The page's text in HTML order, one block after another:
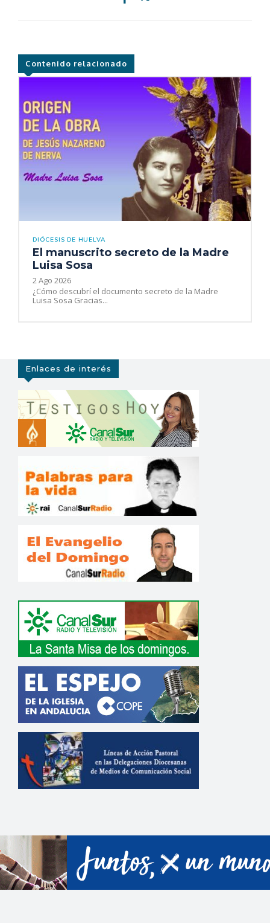
Contenido relacionado
DIÓCESIS DE HUELVA
El manuscrito secreto de la Madre
Luisa Sosa
2 Ago 2026
¿Cómo descubrí el documento secreto de la Madre
Luisa Sosa Gracias...
Enlaces de interés